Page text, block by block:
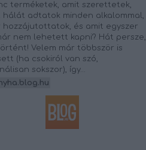
terméketek, amit szerettetek,
hálát adtatok minden alkalommal,
hozzájutottatok, és amit egyszer
nem lehetett kapni? Hát persze,
Velem már többször is
(ha csokiról van szó,
sokszor), így…